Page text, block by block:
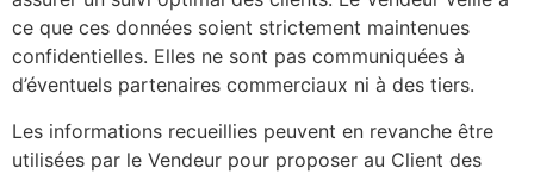
ce que ces données soient strictement maintenues
confidentielles. Elles ne sont pas communiquées à
d’éventuels partenaires commerciaux ni à des tiers.
Les informations recueillies peuvent en revanche être
utilisées par le Vendeur pour proposer au Client des